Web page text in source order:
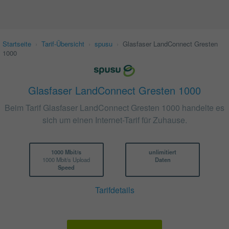
Startseite Tarif-Übersicht spusu
Glasfaser LandConnect Gresten
1000
Glasfaser LandConnect Gresten 1000
Beim Tarif Glasfaser LandConnect Gresten 1000 handelte es
sich um einen Internet-Tarif für Zuhause.
1000 Mbit/s
1000 Mbit/s Upload
Speed
unlimitiert
Daten
Tarifdetails